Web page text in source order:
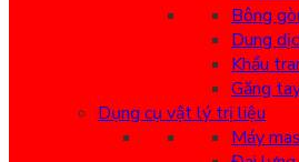
Bông
Dung
Khẩu
Găng
Dụng cụ vật lý trị liệu
Máy